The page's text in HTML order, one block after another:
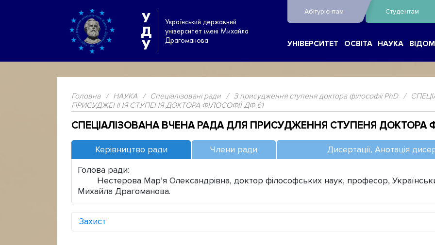
У
Д
У
Український державний
університет імені Михайла
Драгоманова
Абітурієнтам Студентам
УНІВЕРСИТЕТ ОСВІТА НАУКА
Головна / НАУКА / Спеціалізовані ради / З присудження ступеня доктора філософії PhD /
ПРИСУДЖЕННЯ СТУПЕНЯ ДОКТОРА ФІЛОСОФІЇ ДФ 61
СПЕЦІАЛІЗОВАНА ВЧЕНА РАДА ДЛЯ ПРИСУДЖЕННЯ СТУПЕНЯ ДОКТОРА
Керівництво ради Члени ради
Дисертації, Анотація
Голова ради:
Нестерова Мар’я Олександрівна, доктор філософських наук, професор,
Михайла Драгоманова.
Захист